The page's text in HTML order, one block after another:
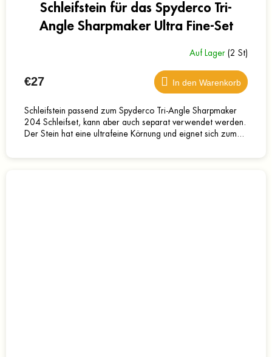
Schleifstein für das Spyderco Tri-
Angle Sharpmaker Ultra Fine-Set
Auf Lager (2 St)
€27 In den Warenkorb
Schleifstein passend zum Spyderco Tri-Angle Sharpmaker
204 Schleifset, kann aber auch separat verwendet werden.
Der Stein hat eine ultrafeine Körnung und eignet sich zum...